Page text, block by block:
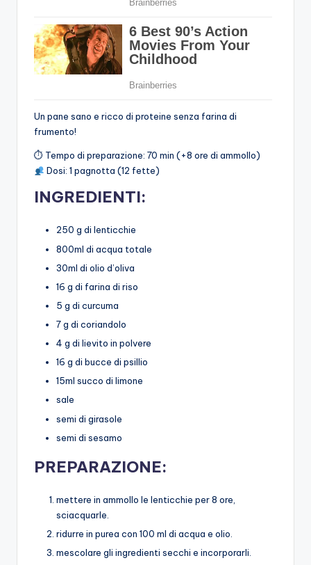
Un pane sano e ricco di proteine senza farina di
frumento!
⏱ Tempo di preparazione: 70 min (+8 ore di ammollo)
Dosi: 1 pagnotta (12 fette)
INGREDIENTI:
250 g di lenticchie
800ml di acqua totale
30ml di olio d’oliva
16 g di farina di riso
5 g di curcuma
7 g di coriandolo
4 g di lievito in polvere
16 g di bucce di psillio
15ml succo di limone
sale
semi di girasole
semi di sesamo
PREPARAZIONE:
mettere in ammollo le lenticchie per 8 ore,
sciacquarle.
ridurre in purea con 100 ml di acqua e olio.
mescolare gli ingredienti secchi e incorporarli.